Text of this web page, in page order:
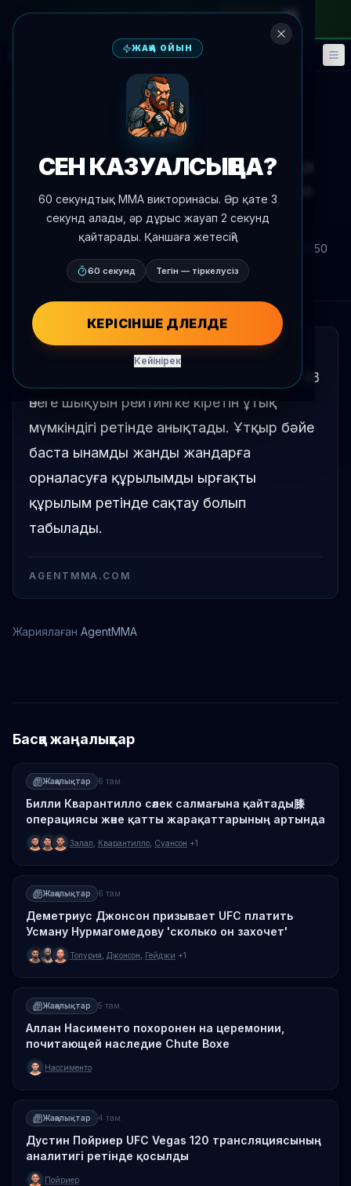
🎮 Фэнтези Оқиғалар
Жаңалықтар
Том Нолан UFC Vegas 118-де
рейтингке көтерілудің жолын
көреді
, 15:50
AgentMMA.com
ҚЫСҚАША
Том Нолан өзінің предстоящ UFC Vegas 118
өнеге шықуын рейтингке кіретін ұтық
мүмкіндігі ретінде анықтады. Ұтқыр бәйе
баста ынамды жанды жандарға
орналасуға құрылымды ырғақты
құрылым ретінде сақтау болып
табылады.
AGENTMMA.COM
Жариялаған AgentMMA
Басқа жаңалықтар
Жаңалықтар 6 там.
Билли Кварантилло сәлек салмағына қайтады膝
операциясы және қатты жарақаттарының артында
Залал Кварантилло Суансон +1
Жаңалықтар 6 там.
Деметриус Джонсон призывает UFC платить
Усману Нурмагомедову 'сколько он захочет'
Топурия Джонсон Гейджи +1
Жаңалықтар 5 там.
Аллан Насименто похоронен на церемонии,
почитающей наследие Chute Boxe
Нассименто
Жаңалықтар 4 там.
Дустин Пойриер UFC Vegas 120 трансляциясының
аналитигі ретінде қосылды
Пойриер
ЖАҢА ОЙЫН
СЕН КАЗУАЛСЫҢ БА?
60 секундтық MMA викторинасы. Әр қате 3
секунд алады, әр дұрыс жауап 2 секунд
қайтарады. Қаншаға жетесің?
60 секунд Тегін — тіркелусіз
КЕРІСІНШЕ ДӘЛЕЛДЕ
Кейінірек